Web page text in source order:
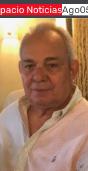
NoticiasAgo